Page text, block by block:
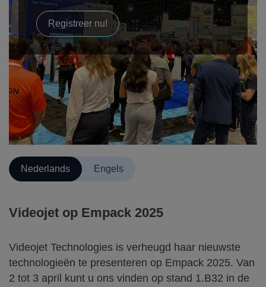
Registreer nu!
Nederlands Engels
Videojet op Empack 2025
Videojet Technologies is verheugd haar nieuwste
technologieën te presenteren op Empack 2025. Van
2 tot 3 april kunt u ons vinden op stand 1.B32 in de